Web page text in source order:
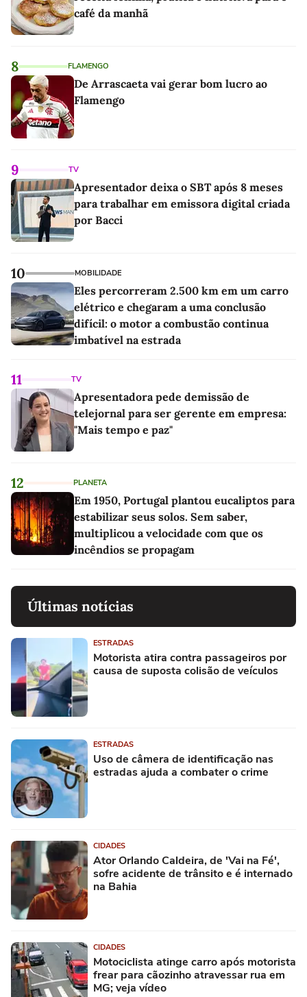
café da manhã
8 FLAMENGO
De Arrascaeta vai gerar bom lucro ao
Flamengo
9 TV
Apresentador deixa o SBT após 8 meses
para trabalhar em emissora digital criada
por Bacci
10 MOBILIDADE
Eles percorreram 2.500 km em um carro
elétrico e chegaram a uma conclusão
difícil: o motor a combustão continua
imbatível na estrada
11 TV
Apresentadora pede demissão de
telejornal para ser gerente em empresa:
"Mais tempo e paz"
12 PLANETA
Em 1950, Portugal plantou eucaliptos para
estabilizar seus solos. Sem saber,
multiplicou a velocidade com que os
incêndios se propagam
Últimas notícias
ESTRADAS
Motorista atira contra passageiros por
causa de suposta colisão de veículos
ESTRADAS
Uso de câmera de identificação nas
estradas ajuda a combater o crime
CIDADES
Ator Orlando Caldeira, de 'Vai na Fé',
sofre acidente de trânsito e é internado
na Bahia
CIDADES
Motociclista atinge carro após motorista
frear para cãozinho atravessar rua em
MG; veja vídeo